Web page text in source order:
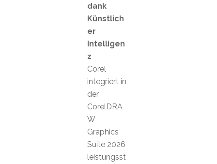
dank
Künstlich
er
Intelligen
z
Corel
integriert in
der
CorelDRA
W
Graphics
Suite 2026
leistungsst